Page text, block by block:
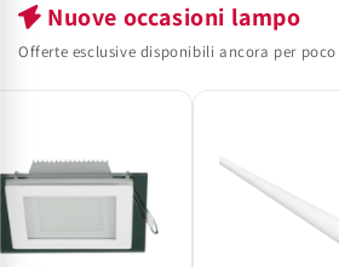
Nuove occasioni lampo
Offerte esclusive disponibili ancora per poco